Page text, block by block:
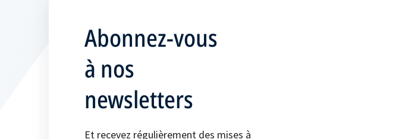
Abonnez-vous
à nos
newsletters
Et recevez régulièrement des mises à